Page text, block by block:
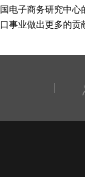
国电子商务研究中
口事业做出更多的贡